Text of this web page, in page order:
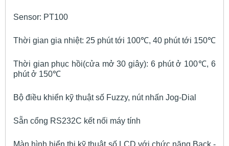
Sensor: PT100
Thời gian gia nhiệt: 25 phút tới 100℃, 40 phút tới 150℃
Thời gian phục hồi(cửa mở 30 giây): 6 phút ở 100℃, 6
phút ở 150℃
Bộ điều khiển kỹ thuật số Fuzzy, nút nhấn Jog-Dial
Sẵn cổng RS232C kết nối máy tính
Màn hình hiển thị kỹ thuật số LCD với chức năng Back -